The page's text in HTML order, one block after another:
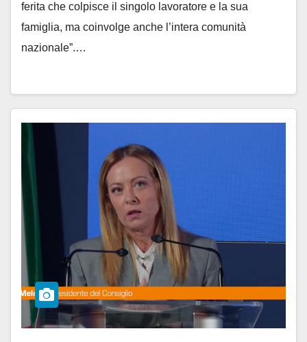
ferita che colpisce il singolo lavoratore e la sua
famiglia, ma coinvolge anche l’intera comunità
nazionale”.…